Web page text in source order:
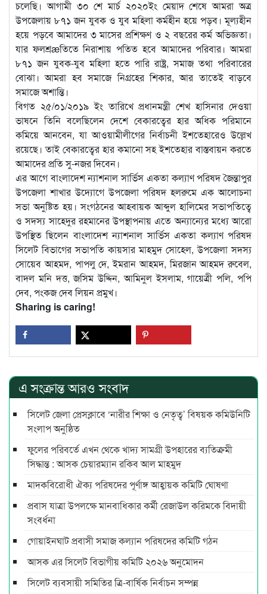
চলেছি। আগামী ৩০ শে মার্চ ২০২০ইং মেয়াদ শেষে আমরা অত্র
উপজেলায় ৮৭১ জন যুবক ও যুব মহিলা কর্মহীন হয়ে পড়ব। মূল্যহীন
হয়ে পড়বে আমাদের ৩ মাসের প্রশিক্ষণ ও ২ বছরের কর্ম অভিজ্ঞতা।
যার ফলশ্রæতিতে নিরাশায় পতিত হবে আমাদের পরিবার। আমরা
৮৭১ জন যুবক-যুব মহিলা হতে পারি রাষ্ট্র, সমাজ তথা পরিবারের
বোঝা। আমরা হব সমাজে নিগ্রহের শিকার, আর তাতেই বাড়বে
সমাজে অশান্তি।
বিগত ২৫/০১/২০১৯ ইং তারিখে প্রধানমন্ত্রী শেখ হাসিনার দেওয়া
ভাষনে তিনি বলেছিলেন দেশে বেকারত্বের হার অধিক পরিমানে
কমিয়ে আনবেন, যা আওয়ামীলীগের নির্বাচনী ইশতেহারেও উল্লেখ
রয়েছে। তাই বেকারত্বের হার কমানো সহ ইশতেহার বাস্তবায়ন করতে
আমাদের প্রতি সু-নজর দিবেন।
এর আগে বাংলাদেশ ন্যাশনাল সার্ভিস একতা কল্যাণ পরিষদ জৈন্তাপুর
উপজেলা শাখার উদ্যোগে উপজেলা পরিষদ হলরুমে এক আলোচনা
সভা অনুষ্টিত হয়। সংগঠনের আহবায়ক আব্দুল হালিমের সভাপতিত্বে
ও সদস্য সাহেদুর রহমানের উপস্থাপনায় এতে অন্যান্যের মধ্যে আরো
উপস্থিত ছিলেন বাংলাদেশ ন্যাশনাল সার্ভিস একতা কল্যাণ পরিষদ
সিলেট বিভাগের সভাপতি কায়সার মাহমুদ সোহেল, উপজেলা সদস্য
সোয়েব আহমদ, পাপলু দে, ইমরান আহমদ, মিরজান আহমদ রুবেল,
বাদল মনি দত্ত, জসিম উদ্দিন, আমিনুল ইসলাম, গায়েত্রী পলি, পপি
দেব, পংকজ দেব লিয়ন প্রমুখ।
Sharing is caring!
এ সংক্রান্ত আরও সংবাদ
সিলেট জেলা প্রেসক্লাবে ‘নারীর শিক্ষা ও নেতৃত্ব’ বিষয়ক কমিউনিটি
সংলাপ অনুষ্ঠিত
ফুলের পরিবর্তে এখন থেকে খাদ্য সামগ্রী উপহারের ব্যতিক্রমী
সিদ্ধান্ত : আসক চেয়ারম্যান রকিব আল মাহমুদ
মাদকবিরোধী ঐক্য পরিষদের পূর্ণাঙ্গ আহ্বায়ক কমিটি ঘোষণা
প্রবাস যাত্রা উপলক্ষে মানবাধিকার কর্মী রেজাউল করিমকে বিদায়ী
সংবর্ধনা
গোয়াইনঘাট প্রবাসী সমাজ কল্যান পরিষদের কমিটি গঠন
আসক এর সিলেট বিভাগীয় কমিটি ২০২৬ অনুমোদন
সিলেট ব্যবসায়ী সমিতির ত্রি-বার্ষিক নির্বাচন সম্পন্ন